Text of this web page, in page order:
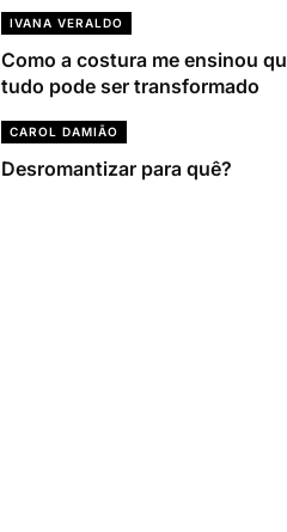
IVANA VERALDO
Como a costura me ensinou
tudo pode ser transformado
CAROL DAMIÃO
Desromantizar para quê?